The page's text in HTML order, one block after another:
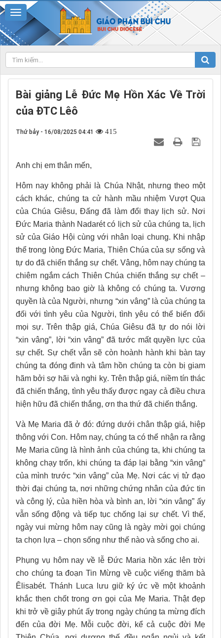
Bài giảng Lễ Đức Mẹ Hồn Xác Về Trời
của ĐTC Lêô
Thứ bảy - 16/08/2025 04:41 415
Anh chị em thân mến,
Hôm nay không phải là Chúa Nhật, nhưng theo một
cách khác, chúng ta cử hành mầu nhiệm Vượt Qua
của Chúa Giêsu, Đấng đã làm đổi thay lịch sử. Nơi
Đức Maria thành Nadarét có lịch sử của chúng ta, lịch
sử của Giáo Hội cùng với nhân loại chung. Khi nhập
thể trong lòng Đức Maria, Thiên Chúa của sự sống và
tự do đã chiến thắng sự chết. Vâng, hôm nay chúng ta
chiêm ngắm cách Thiên Chúa chiến thắng sự chết –
nhưng không bao giờ là không có chúng ta. Vương
quyền là của Người, nhưng “xin vâng” là của chúng ta
đối với tình yêu của Người, tình yêu có thể biến đổi
mọi sự. Trên thập giá, Chúa Giêsu đã tự do nói lời
“xin vâng”, lời “xin vâng” đã tước mất quyền lực của
sự chết. Sự chết vẫn sẽ còn hoành hành khi bàn tay
chúng ta đóng đinh và tâm hồn chúng ta còn bị giam
hãm bởi sợ hãi và nghi kỵ. Trên thập giá, niềm tín thác
đã chiến thắng, tình yêu thấy được ngay cả điều chưa
hiện hữu đã chiến thắng, ơn tha thứ đã chiến thắng.
Và Mẹ Maria đã ở đó: đứng dưới chân thập giá, hiệp
thông với Con. Hôm nay, chúng ta có thể nhận ra rằng
Mẹ Maria cũng là hình ảnh của chúng ta, khi chúng ta
không chạy trốn, khi chúng ta đáp lại bằng “xin vâng”
của mình trước “xin vâng” của Mẹ. Nơi các vị tử đạo
thời đại chúng ta, nơi những chứng nhân của đức tin
và công lý, của hiền hòa và bình an, lời “xin vâng” ấy
vẫn sống động và tiếp tục chống lại sự chết. Vì thế,
ngày vui mừng hôm nay cũng là ngày mời gọi chúng
ta chọn lựa – chọn sống như thế nào và sống cho ai.
Phụng vụ hôm nay về lễ Đức Maria hồn xác lên trời
cho chúng ta đoạn Tin Mừng về cuộc viếng thăm bà
Êlisabét. Thánh Luca lưu giữ ký ức về một khoảnh
khắc then chốt trong ơn gọi của Mẹ Maria. Thật đẹp
khi trở về giây phút ấy trong ngày chúng ta mừng đích
đến của đời Mẹ. Mỗi cuộc đời, kể cả cuộc đời Mẹ